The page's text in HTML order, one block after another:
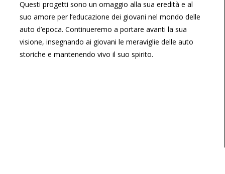
Questi progetti sono un omaggio alla sua eredità e al
suo amore per l’educazione dei giovani nel mondo delle
auto d’epoca. Continueremo a portare avanti la sua
visione, insegnando ai giovani le meraviglie delle auto
storiche e mantenendo vivo il suo spirito.